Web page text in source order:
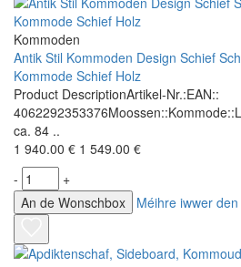
Kommoden
Antik Stil Kommoden Design Schief
Kommode Schief Holz
Product DescriptionArtikel-Nr.:EAN::
ca. 84 ..
1 940.00 € 1 549.00 €
-
+
An de Wonschbox
Méihre iwwer